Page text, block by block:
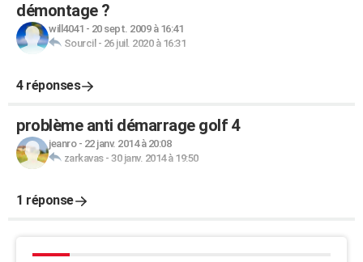
démontage ?
will4041 - 20 sept. 2009 à 16:41
Sourcil - 26 juil. 2020 à 16:31
4 réponses
problème anti démarrage golf 4
jeanro- 22 janv. 2014 à 20:08
zarkavas- 30 janv. 2014 à 19:50
1 réponse